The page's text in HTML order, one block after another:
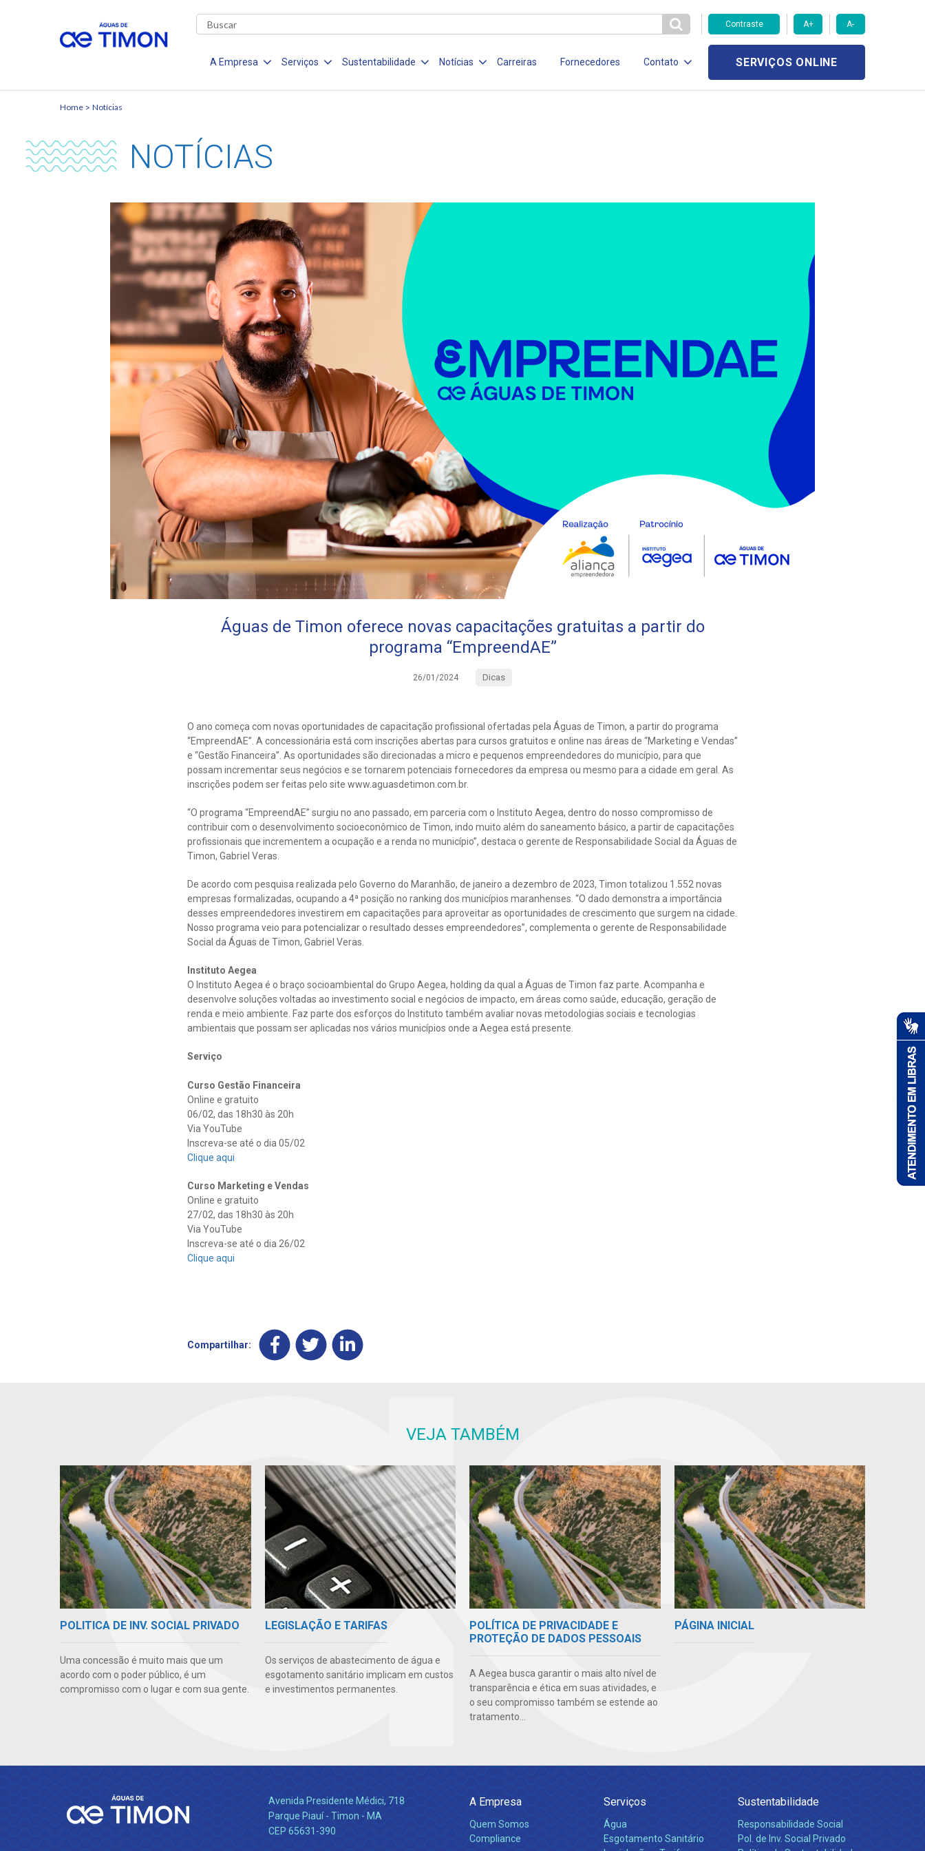
Contraste A+ A-
A Empresa Serviços Sustentabilidade Notícias Carreiras Fornecedores Contato SERVIÇOS ONLINE
Home Notícias
NOTÍCIAS
Águas de Timon oferece novas capacitações gratuitas a partir do
programa “EmpreendAE”
26/01/2024 Dicas
O ano começa com novas oportunidades de capacitação profissional ofertadas pela Águas de Timon, a partir do programa
“EmpreendAE”. A concessionária está com inscrições abertas para cursos gratuitos e online nas áreas de “Marketing e Vendas”
e “Gestão Financeira”. As oportunidades são direcionadas a micro e pequenos empreendedores do município, para que
possam incrementar seus negócios e se tornarem potenciais fornecedores da empresa ou mesmo para a cidade em geral. As
inscrições podem ser feitas pelo site www.aguasdetimon.com.br.
“O programa “EmpreendAE” surgiu no ano passado, em parceria com o Instituto Aegea, dentro do nosso compromisso de
contribuir com o desenvolvimento socioeconômico de Timon, indo muito além do saneamento básico, a partir de capacitações
profissionais que incrementem a ocupação e a renda no município”, destaca o gerente de Responsabilidade Social da Águas de
Timon, Gabriel Veras.
De acordo com pesquisa realizada pelo Governo do Maranhão, de janeiro a dezembro de 2023, Timon totalizou 1.552 novas
empresas formalizadas, ocupando a 4ª posição no ranking dos municípios maranhenses. “O dado demonstra a importância
desses empreendedores investirem em capacitações para aproveitar as oportunidades de crescimento que surgem na cidade.
Nosso programa veio para potencializar o resultado desses empreendedores”, complementa o gerente de Responsabilidade
Social da Águas de Timon, Gabriel Veras.
Instituto Aegea
O Instituto Aegea é o braço socioambiental do Grupo Aegea, holding da qual a Águas de Timon faz parte. Acompanha e
desenvolve soluções voltadas ao investimento social e negócios de impacto, em áreas como saúde, educação, geração de
renda e meio ambiente. Faz parte dos esforços do Instituto também avaliar novas metodologias sociais e tecnologias
ambientais que possam ser aplicadas nos vários municípios onde a Aegea está presente.
Serviço
Curso Gestão Financeira
Online e gratuito
06/02, das 18h30 às 20h
Via YouTube
Inscreva-se até o dia 05/02
Clique aqui
Curso Marketing e Vendas
Online e gratuito
27/02, das 18h30 às 20h
Via YouTube
Inscreva-se até o dia 26/02
Clique aqui
Compartilhar:
VEJA TAMBÉM
POLITICA DE INV. SOCIAL PRIVADO
Uma concessão é muito mais que um
acordo com o poder público, é um
compromisso com o lugar e com sua gente.
LEGISLAÇÃO E TARIFAS
Os serviços de abastecimento de água e
esgotamento sanitário implicam em custos
e investimentos permanentes.
POLÍTICA DE PRIVACIDADE E
PROTEÇÃO DE DADOS PESSOAIS
A Aegea busca garantir o mais alto nível de
transparência e ética em suas atividades, e
o seu compromisso também se estende ao
tratamento...
PÁGINA INICIAL
Avenida Presidente Médici, 718
Parque Piauí - Timon - MA
CEP 65631-390
A Empresa
Quem Somos
Compliance
Serviços
Água
Esgotamento Sanitário
Sustentabilidade
Responsabilidade Social
Pol. de Inv. Social Privado